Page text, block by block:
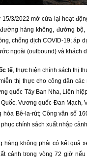
15/3/2022 mở cửa lại hoạt
hàng không, đường
chống dịch COVID-19; áp
ngoài (outbound) và khách
tế , thực hiện chính sách thị
thị thực cho công dân
quốc Tây Ban Nha, Liên
Vương quốc Đan Mạch,
Bê-la-rút; Công văn số
chính sách xuất nhập
hàng không phải có kết quả
cảnh trong vòng 72 giờ nếu